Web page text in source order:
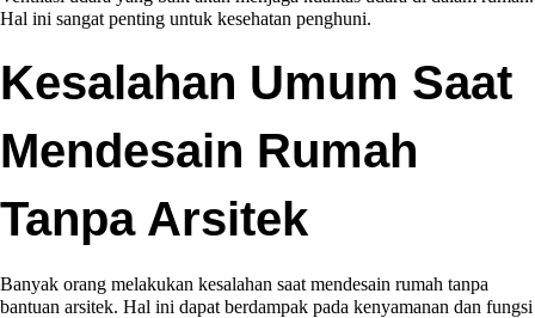
Hal ini sangat penting untuk kesehatan penghuni.
Kesalahan Umum Saat
Mendesain Rumah
Tanpa Arsitek
Banyak orang melakukan kesalahan saat mendesain rumah tanpa
bantuan arsitek. Hal ini dapat berdampak pada kenyamanan dan fungsi